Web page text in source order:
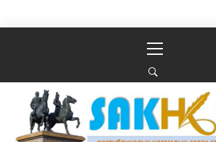
Перейти к содержимому
меню
Республикалық қоғамдық-